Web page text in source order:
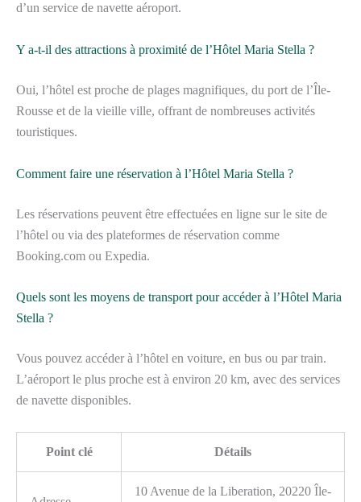
d’un service de navette aéroport.
Y a-t-il des attractions à proximité de l’Hôtel Maria Stella ?
Oui, l’hôtel est proche de plages magnifiques, du port de l’Île-
Rousse et de la vieille ville, offrant de nombreuses activités
touristiques.
Comment faire une réservation à l’Hôtel Maria Stella ?
Les réservations peuvent être effectuées en ligne sur le site de
l’hôtel ou via des plateformes de réservation comme
Booking.com ou Expedia.
Quels sont les moyens de transport pour accéder à l’Hôtel Maria
Stella ?
Vous pouvez accéder à l’hôtel en voiture, en bus ou par train.
L’aéroport le plus proche est à environ 20 km, avec des services
de navette disponibles.
Point clé Détails
10 Avenue de la Liberation, 20220 Île-